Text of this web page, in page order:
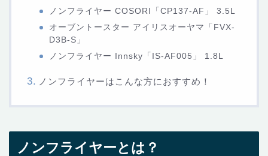
ノンフライヤー COSORI「CP137-AF」‎ 3.5L
オーブントースター アイリスオーヤマ「FVX-
D3B-S」
ノンフライヤー Innsky「IS-AF005」 1.8L
ノンフライヤーはこんな方におすすめ！
ノンフライヤーとは？